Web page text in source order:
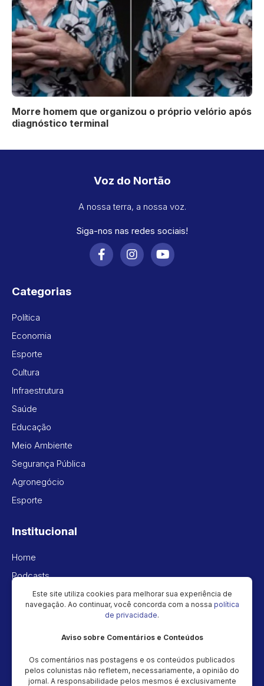
Morre homem que organizou o próprio velório após
diagnóstico terminal
Voz do Nortão
A nossa terra, a nossa voz.
Siga-nos nas redes sociais!
Categorias
Política
Economia
Esporte
Cultura
Infraestrutura
Saúde
Educação
Meio Ambiente
Segurança Pública
Agronegócio
Esporte
Institucional
Home
Podcasts
Vídeos
Política de privacidade
Newsletter
Cadastre seu e-mail e receba as novidades!
Este site utiliza cookies para melhorar sua experiência de
navegação. Ao continuar, você concorda com a nossa política
de privacidade.
Aviso sobre Comentários e Conteúdos
Os comentários nas postagens e os conteúdos publicados
pelos colunistas não refletem, necessariamente, a opinião do
jornal. A responsabilidade pelos mesmos é exclusivamente